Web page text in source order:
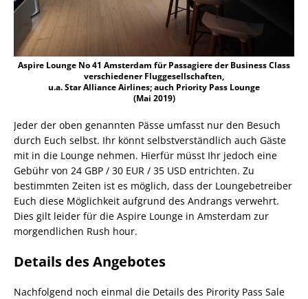
Aspire Lounge No 41 Amsterdam für Passagiere der Business Class
verschiedener Fluggesellschaften,
u.a. Star Alliance Airlines; auch Priority Pass Lounge
(Mai 2019)
Jeder der oben genannten Pässe umfasst nur den Besuch
durch Euch selbst. Ihr könnt selbstverständlich auch Gäste
mit in die Lounge nehmen. Hierfür müsst Ihr jedoch eine
Gebühr von 24 GBP / 30 EUR / 35 USD entrichten. Zu
bestimmten Zeiten ist es möglich, dass der Loungebetreiber
Euch diese Möglichkeit aufgrund des Andrangs verwehrt.
Dies gilt leider für die Aspire Lounge in Amsterdam zur
morgendlichen Rush hour.
Details des Angebotes
Nachfolgend noch einmal die Details des Pirority Pass Sale